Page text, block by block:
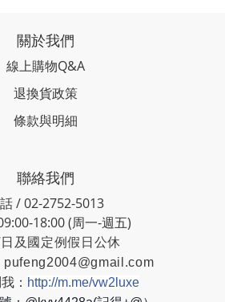
關於我們
線上購物Q&A
退換貨政策
條款與明細
聯絡我們
/ 02-2752-5013
18:00 (周一-週五)
及國定例假日公休
pufeng2004@gmail.com
： http://m.me/vw2luxe